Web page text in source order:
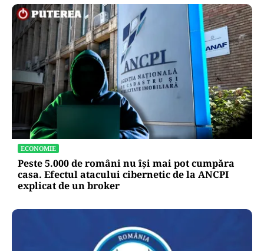
ECONOMIE
Peste 5.000 de români nu își mai pot cumpăra
casa. Efectul atacului cibernetic de la ANCPI
explicat de un broker